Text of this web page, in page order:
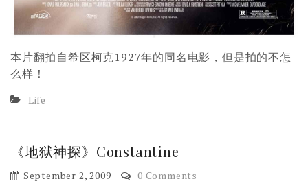
本片翻拍自希区柯克1927年的同名电影，但是拍的不怎
么样！
Life
《地狱神探》Constantine
September 2, 2009 0 Comments